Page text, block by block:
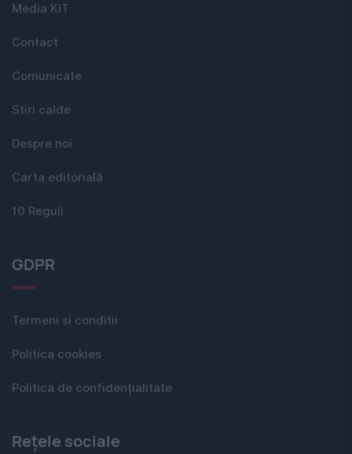
Media KIT
Contact
Comunicate
Stiri calde
Despre noi
Carta editorială
10 Reguli
GDPR
Termeni si conditii
Politica cookies
Politica de confidențialitate
Rețele sociale